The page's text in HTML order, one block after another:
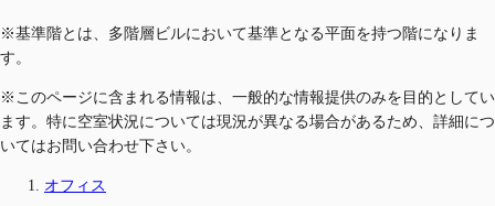
※基準階とは、多階層ビルにおいて基準となる平面を持つ階になりま
す。
※このページに含まれる情報は、一般的な情報提供のみを目的としてい
ます。特に空室状況については現況が異なる場合があるため、詳細につ
いてはお問い合わせ下さい。
オフィス